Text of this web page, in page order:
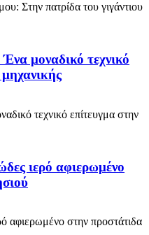
Στην πατρίδα του γιγάντιου
μοναδικό τεχνικό
τεχνικό επίτευγμα στην
ιερό αφιερωμένο
αφιερωμένο στην προστάτιδα